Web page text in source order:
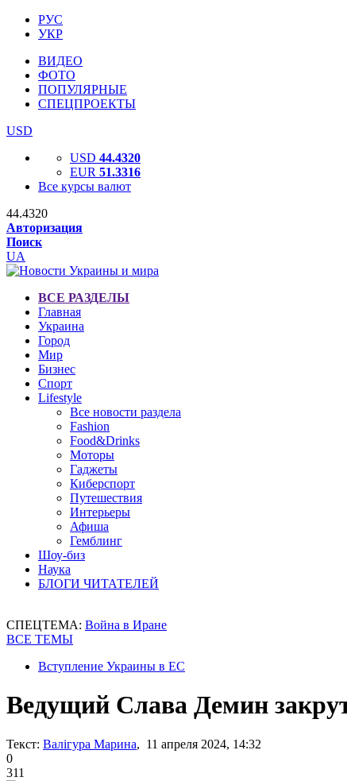
РУС
УКР
ВИДЕО
ФОТО
ПОПУЛЯРНЫЕ
СПЕЦПРОЕКТЫ
USD
USD 44.4320
EUR 51.3316
Все курсы валют
44.4320
Авторизация
Поиск
UA
ВСЕ РАЗДЕЛЫ
Главная
Украина
Город
Мир
Бизнес
Спорт
Lifestyle
Все новости раздела
Fashion
Food&Drinks
Моторы
Гаджеты
Киберспорт
Путешествия
Интерьеры
Афиша
Гемблинг
Шоу-биз
Наука
БЛОГИ ЧИТАТЕЛЕЙ
СПЕЦТЕМА: Война в Иране
ВСЕ ТЕМЫ
Вступление Украины в ЕС
Ведущий Слава Демин
Текст: Валігура Марина, 11 апреля 2024, 14:32
0
311